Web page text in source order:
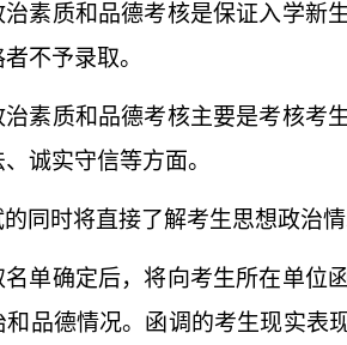
治素质和品德考核是保证入学新
不予录取。
治素质和品德考核主要是考核考
诚实守信等方面。
的同时将直接了解考生思想政治
名单确定后，将向考生所在单位
和品德情况。函调的考生现实表